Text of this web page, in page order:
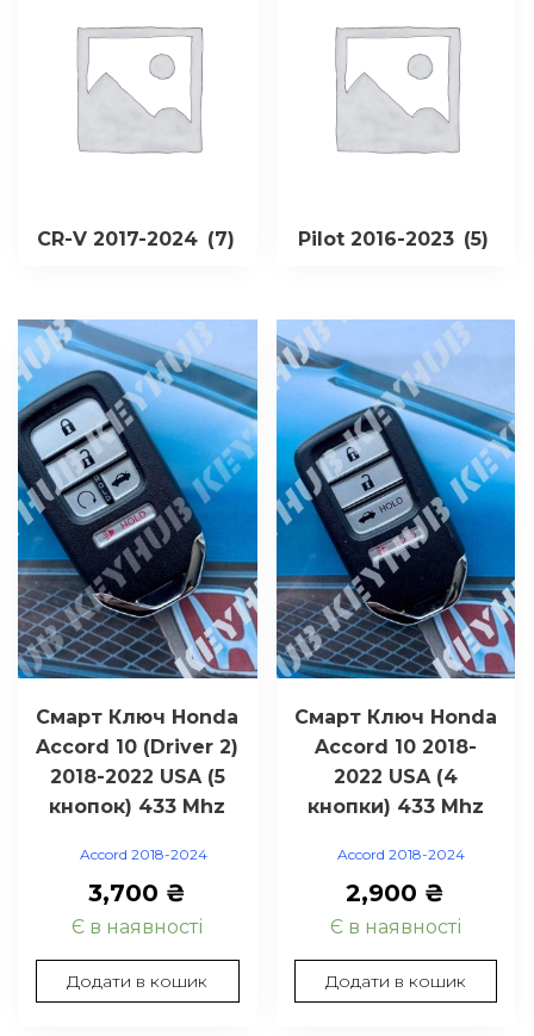
CR-V 2017-2024 (7) Pilot 2016-2023 (5)
Смарт Ключ Honda
Accord 10 (Driver 2)
2018-2022 USA (5
кнопок) 433 Mhz
Accord 2018-2024
3,700 ₴
Є в наявності
Додати в кошик
Смарт Ключ Honda
Accord 10 2018-
2022 USA (4
кнопки) 433 Mhz
Accord 2018-2024
2,900 ₴
Є в наявності
Додати в кошик